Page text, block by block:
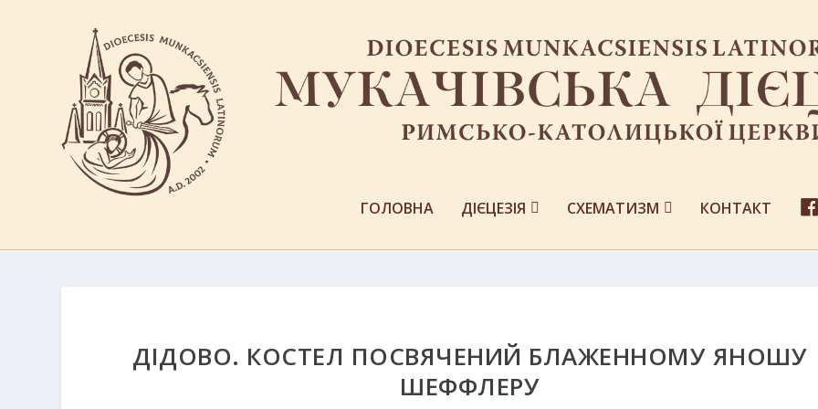
ГОЛОВНА ДІЄЦЕЗІЯ СХЕМАТИЗМ КОНТАКТ
ДІДОВО. КОСТЕЛ ПОСВЯЧЕНИЙ БЛАЖЕННОМУ ЯНОШУ
ШЕФФЛЕРУ